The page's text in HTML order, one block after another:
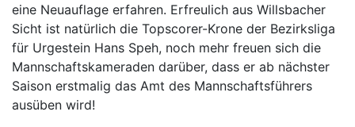
eine Neuauflage erfahren. Erfreulich aus Willsbacher
Sicht ist natürlich die Topscorer-Krone der Bezirksliga
für Urgestein Hans Speh, noch mehr freuen sich die
Mannschaftskameraden darüber, dass er ab nächster
Saison erstmalig das Amt des Mannschaftsführers
ausüben wird!